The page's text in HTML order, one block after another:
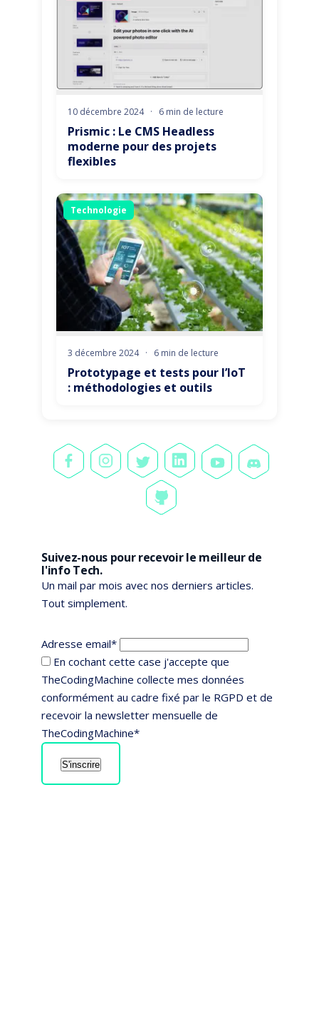
10 décembre 2024 · 6 min de lecture
Prismic : Le CMS Headless
moderne pour des projets
flexibles
Technologie
3 décembre 2024 · 6 min de lecture
Prototypage et tests pour l’IoT
: méthodologies et outils
Suivez-nous pour recevoir le meilleur de
l'info Tech.
Un mail par mois avec nos derniers articles.
Tout simplement.
Adresse email*
En cochant cette case j'accepte que
TheCodingMachine collecte mes données
conformément au cadre fixé par le RGPD et de
recevoir la newsletter mensuelle de
TheCodingMachine*